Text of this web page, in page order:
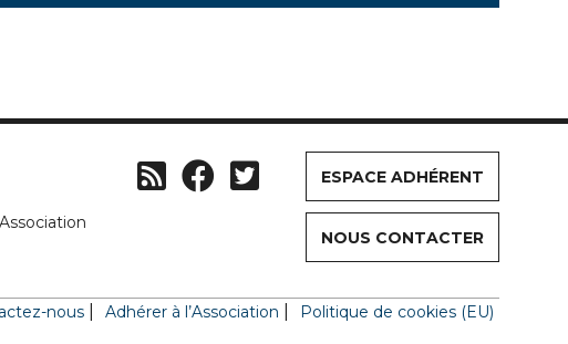
ESPACE ADHÉRENT
NOUS CONTACTER
nous Adhérer à l’Association Politique de cookies (EU)